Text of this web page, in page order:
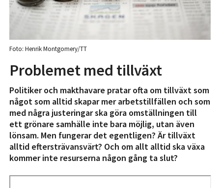
Foto: Henrik Montgomery/TT
Problemet med tillväxt
Politiker och makthavare pratar ofta om tillväxt som
något som alltid skapar mer arbetstillfällen och som
med några justeringar ska göra omställningen till
ett grönare samhälle inte bara möjlig, utan även
lönsam. Men fungerar det egentligen? Är tillväxt
alltid eftersträvansvärt? Och om allt alltid ska växa
kommer inte resurserna någon gång ta slut?